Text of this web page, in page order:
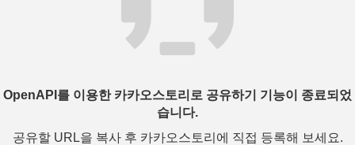
OpenAPI를 이용한 카카오스토리로 공유하기 기능이 종료되었
습니다.
공유할 URL을 복사 후 카카오스토리에 직접 등록해 보세요.